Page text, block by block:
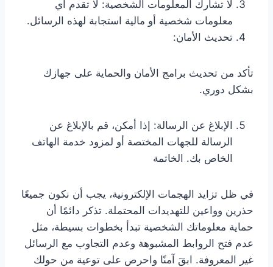
لا تشارك المعلومات الشخصية: لا تقدم أي
معلومات شخصية أو مالية استجابة لهذه الرسائل.
تحديث الأمان:
تأكد من تحديث برامج الأمان والحماية على جهازك
بشكل دوري.
الإبلاغ عن الرسالة: إذا أمكن، قم بالإبلاغ عن
الرسالة للجهات المختصة أو لمزود خدمة الهاتف
الخاص بك. الخاتمة
في ظل تزايد الهجمات الإلكترونية، يجب أن نكون جميعًا
حذرين وواعين للتهديدات المحتملة. تذكر دائمًا أن
حماية معلوماتك الشخصية تبدأ بخطوات بسيطة، مثل
عدم فتح الروابط المشبوهة وعدم التجاوب مع الرسائل
غير المعروفة. ابقَ آمنًا واحرص على توعية من حولك